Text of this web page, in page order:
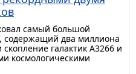
самый большой
содержащий два миллиона
галактик A3266 и
космологическими